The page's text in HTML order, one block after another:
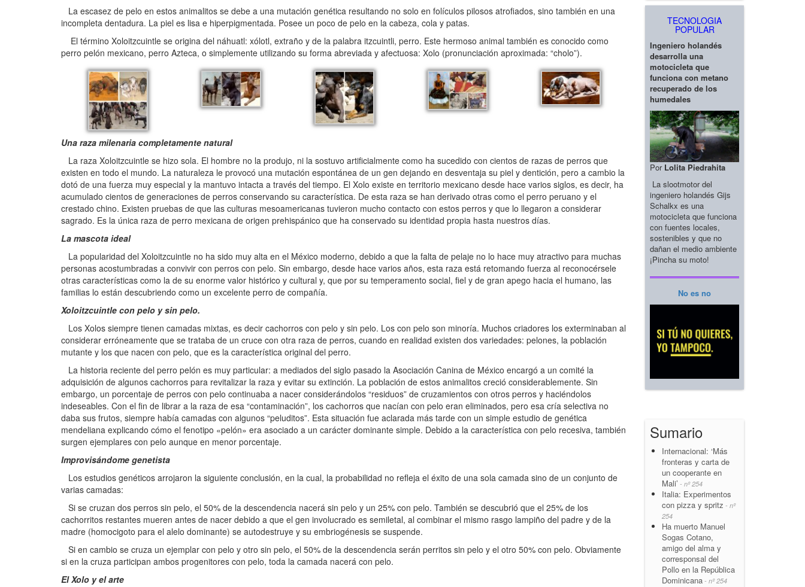
La escasez de pelo en estos animalitos se debe a una mutación genética resultando no solo en folículos pilosos atrofiados, sino también en una
incompleta dentadura. La piel es lisa e hiperpigmentada. Posee un poco de pelo en la cabeza, cola y patas.
El término Xoloitzcuintle se origina del náhuatl: xólotl, extraño y de la palabra itzcuintli, perro. Este hermoso animal también es conocido como
perro pelón mexicano, perro Azteca, o simplemente utilizando su forma abreviada y afectuosa: Xolo (pronunciación aproximada: “cholo”).
Una raza milenaria completamente natural
La raza Xoloitzcuintle se hizo sola. El hombre no la produjo, ni la sostuvo artificialmente como ha sucedido con cientos de razas de perros que
existen en todo el mundo. La naturaleza le provocó una mutación espontánea de un gen dejando en desventaja su piel y dentición, pero a cambio la
dotó de una fuerza muy especial y la mantuvo intacta a través del tiempo. El Xolo existe en territorio mexicano desde hace varios siglos, es decir, ha
acumulado cientos de generaciones de perros conservando su característica. De esta raza se han derivado otras como el perro peruano y el
crestado chino. Existen pruebas de que las culturas mesoamericanas tuvieron mucho contacto con estos perros y que lo llegaron a considerar
sagrado. Es la única raza de perro mexicana de origen prehispánico que ha conservado su identidad propia hasta nuestros días.
La mascota ideal
La popularidad del Xoloitzcuintle no ha sido muy alta en el México moderno, debido a que la falta de pelaje no lo hace muy atractivo para muchas
personas acostumbradas a convivir con perros con pelo. Sin embargo, desde hace varios años, esta raza está retomando fuerza al reconocérsele
otras características como la de su enorme valor histórico y cultural y, que por su temperamento social, fiel y de gran apego hacia el humano, las
familias lo están descubriendo como un excelente perro de compañía.
Xoloitzcuintle con pelo y sin pelo.
Los Xolos siempre tienen camadas mixtas, es decir cachorros con pelo y sin pelo. Los con pelo son minoría. Muchos criadores los exterminaban al
considerar erróneamente que se trataba de un cruce con otra raza de perros, cuando en realidad existen dos variedades: pelones, la población
mutante y los que nacen con pelo, que es la característica original del perro.
La historia reciente del perro pelón es muy particular: a mediados del siglo pasado la Asociación Canina de México encargó a un comité la
adquisición de algunos cachorros para revitalizar la raza y evitar su extinción. La población de estos animalitos creció considerablemente. Sin
embargo, un porcentaje de perros con pelo continuaba a nacer considerándolos “residuos” de cruzamientos con otros perros y haciéndolos
indeseables. Con el fin de librar a la raza de esa “contaminación”, los cachorros que nacían con pelo eran eliminados, pero esa cría selectiva no
daba sus frutos, siempre había camadas con algunos “peluditos”. Esta situación fue aclarada más tarde con un simple estudio de genética
mendeliana explicando cómo el fenotipo «pelón» era asociado a un carácter dominante simple. Debido a la característica con pelo recesiva, también
surgen ejemplares con pelo aunque en menor porcentaje.
Improvisándome genetista
Los estudios genéticos arrojaron la siguiente conclusión, en la cual, la probabilidad no refleja el éxito de una sola camada sino de un conjunto de
varias camadas:
Si se cruzan dos perros sin pelo, el 50% de la descendencia nacerá sin pelo y un 25% con pelo. También se descubrió que el 25% de los
cachorritos restantes mueren antes de nacer debido a que el gen involucrado es semiletal, al combinar el mismo rasgo lampiño del padre y de la
madre (homocigoto para el alelo dominante) se autodestruye y su embriogénesis se suspende.
Si en cambio se cruza un ejemplar con pelo y otro sin pelo, el 50% de la descendencia serán perritos sin pelo y el otro 50% con pelo. Obviamente
si en la cruza participan ambos progenitores con pelo, toda la camada nacerá con pelo.
El Xolo y el arte
TECNOLOGIA
POPULAR
Ingeniero holandés
desarrolla una
motocicleta que
funciona con metano
recuperado de los
humedales
Por Lolita Piedrahita
La slootmotor del
ingeniero holandés Gijs
Schalkx es una
motocicleta que funciona
con fuentes locales,
sostenibles y que no
dañan el medio ambiente
¡Pincha su moto!
No es no
Sumario
Internacional: ‘Más
fronteras y carta de
un cooperante en
Mali’ - nº 254
Italia: Experimentos
con pizza y spritz - nº
254
Ha muerto Manuel
Sogas Cotano,
amigo del alma y
corresponsal del
Pollo en la República
Dominicana - nº 254